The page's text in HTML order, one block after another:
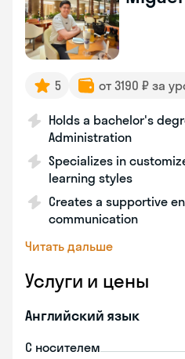
5 от 3190 ₽ за
Holds a bachelor's
Administration
Specializes in
learning styles
Creates a supportive
communication
Читать дальше
Услуги и цены
Английский язык
С носителем